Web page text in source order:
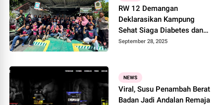
RW 12 Demangan
Deklarasikan Kampung
Sehat Siaga Diabetes dan
Obesitas, Jadi Percontohan
September 28, 2025
NEWS
Viral, Susu Penambah Berat
Badan Jadi Andalan Remaja